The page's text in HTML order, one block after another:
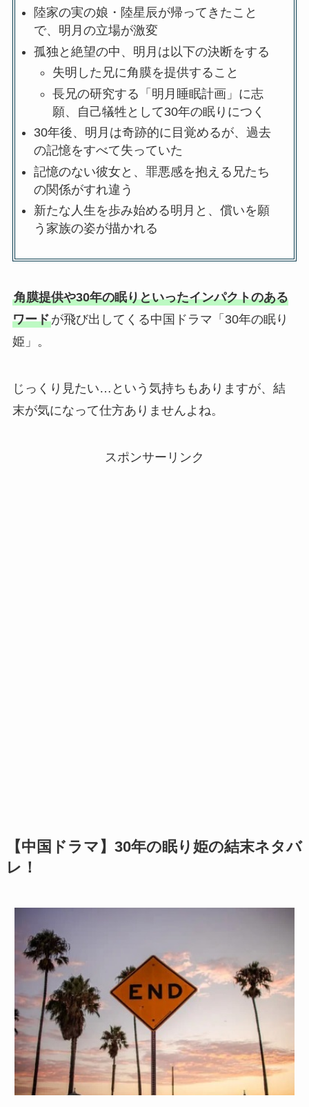
陸家の実の娘・陸星辰が帰ってきたこと
で、明月の立場が激変
孤独と絶望の中、明月は以下の決断をする
失明した兄に角膜を提供すること
長兄の研究する「明月睡眠計画」に志
願、自己犠牲として30年の眠りにつく
30年後、明月は奇跡的に目覚めるが、過去
の記憶をすべて失っていた
記憶のない彼女と、罪悪感を抱える兄たち
の関係がすれ違う
新たな人生を歩み始める明月と、償いを願
う家族の姿が描かれる
角膜提供や30年の眠りといったインパクトのある
ワードが飛び出してくる中国ドラマ「30年の眠り
姫」。
じっくり見たい…という気持ちもありますが、結
末が気になって仕方ありませんよね。
スポンサーリンク
【中国ドラマ】30年の眠り姫の結末ネタバ
レ！